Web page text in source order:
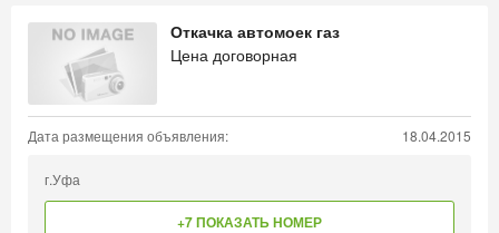
Откачка автомоек газ
Цена договорная
Дата размещения объявления: 18.04.2015
г.Уфа
+7 ПОКАЗАТЬ НОМЕР